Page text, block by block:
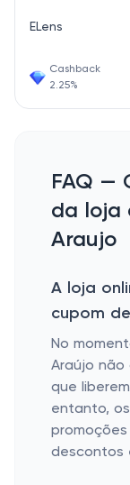
ELens
Cashback
2.25%
FAQ —
da loja
Araujo
A loja
cupom
No
Araújo não
que
entanto,
descontos